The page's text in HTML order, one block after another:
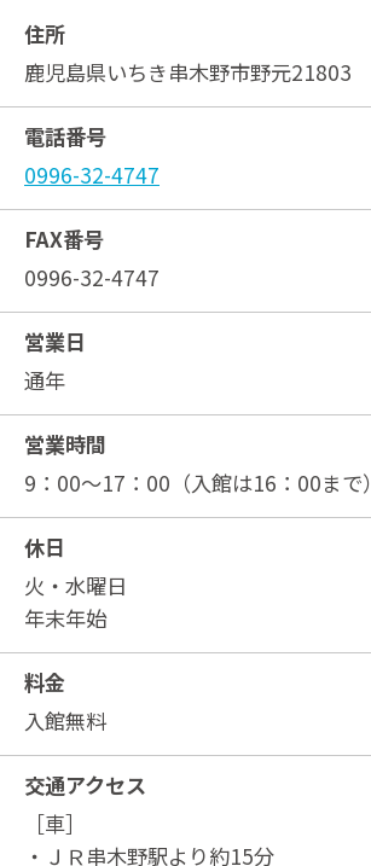
住所
鹿児島県いちき串木野市野元21803
電話番号
0996-32-4747
FAX番号
0996-32-4747
営業日
通年
営業時間
9：00～17：00（入館は16：00まで）
休日
火・水曜日
年末年始
料金
入館無料
交通アクセス
［車］
・ＪＲ串木野駅より約15分